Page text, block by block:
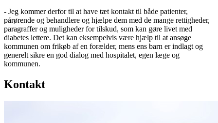
- Jeg kommer derfor til at have tæt kontakt til både patienter,
pårørende og behandlere og hjælpe dem med de mange rettigheder,
paragraffer og muligheder for tilskud, som kan gøre livet med
diabetes lettere. Det kan eksempelvis være hjælp til at ansøge
kommunen om frikøb af en forælder, mens ens barn er indlagt og
generelt sikre en god dialog med hospitalet, egen læge og
kommunen.
Kontakt